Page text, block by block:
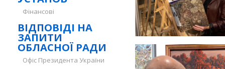
Фінансові
ВІДПОВІДІ НА
ЗАПИТИ
ОБЛАСНОЇ РАДИ
Офіс Президента України